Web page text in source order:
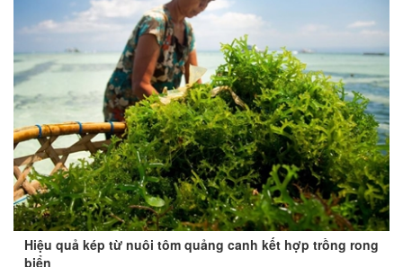
Hiệu quả kép từ nuôi tôm quảng canh kết hợp trồng rong
biển